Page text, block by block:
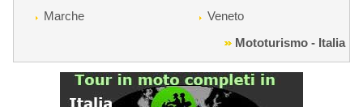
Marche
Veneto
Mototurismo - Italia